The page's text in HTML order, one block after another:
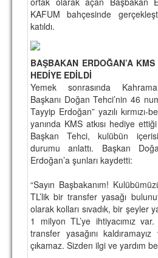
TARİHÇE
BASINDAN
KUPA MAÇLARI
ESKi BAŞKANLAR
ESKİ HOCALAR
HAKKIMIZDA
MİSYON
HAKKIMIZDA
İRTİBAT
SİTE İSTATİSTİKLERİ
KAFUM bahçesinde
katıldı.
BAŞBAKAN ERDOĞAN’A
HEDİYE EDİLDİ
Yemek sonrasında
Başkanı Doğan Tehci’nin 46
Tayyip Erdoğan” yazılı
yanında KMS atkısı hediye
Başkan Tehci, kulübün
durumu anlattı. Başkan
Erdoğan’a şunları kaydetti:
“Sayın Başbakanım!
TL’lik bir transfer yasağı
olarak kolları sıvadık, bir şeyler
1 milyon TL’ye ihtiyacımız
transfer yasağını
çıkamaz. Sizden ilgi ve yardım